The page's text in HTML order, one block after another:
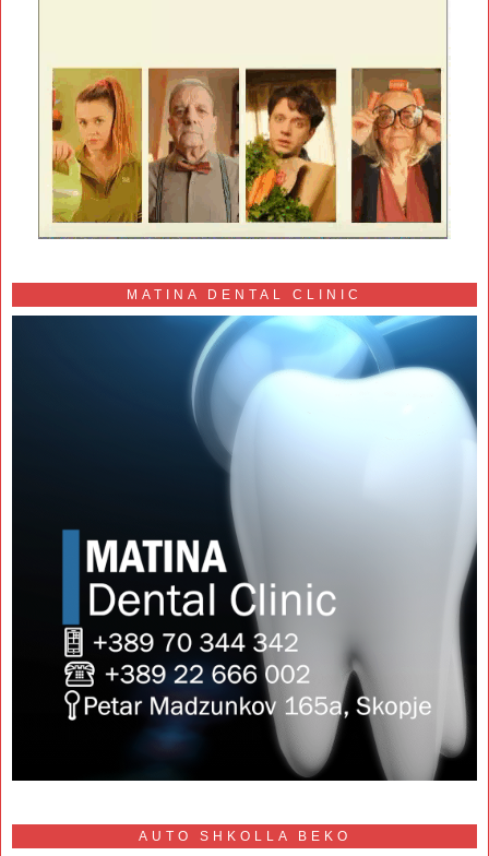
MATINA DENTAL CLINIC
AUTO SHKOLLA BEKO